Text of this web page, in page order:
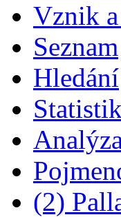
Vznik
Seznam
Hledání
(2)